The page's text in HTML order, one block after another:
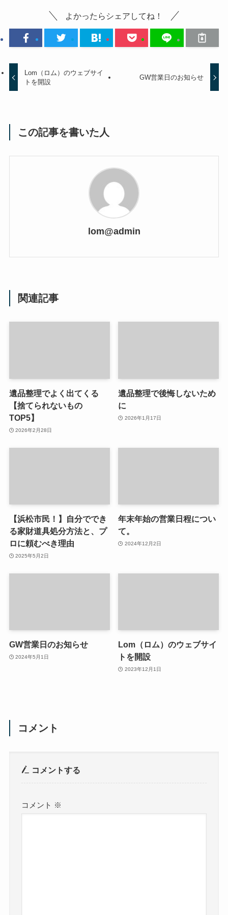
よかったらシェアしてね！
Lom（ロム）のウェブサイ
トを開設
GW営業日のお知らせ
この記事を書いた人
lom@admin
関連記事
遺品整理でよく出てくる
【捨てられないもの
TOP5】
2026年2月28日
遺品整理で後悔しないため
に
2026年1月17日
【浜松市民！】自分ででき
る家財道具処分方法と、プ
ロに頼むべき理由
2025年5月2日
年末年始の営業日程につい
て。
2024年12月2日
GW営業日のお知らせ
2024年5月1日
Lom（ロム）のウェブサイ
トを開設
2023年12月1日
コメント
コメントする
コメント ※